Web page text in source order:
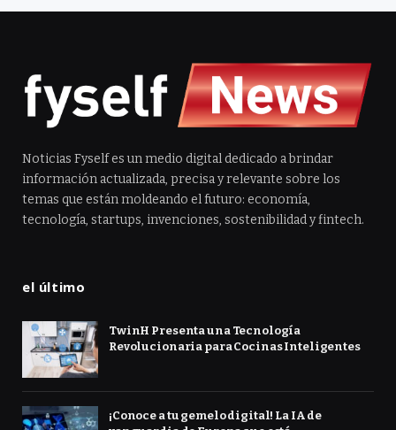
Noticias Fyself es un medio digital dedicado a brindar
información actualizada, precisa y relevante sobre los
temas que están moldeando el futuro: economía,
tecnología, startups, invenciones, sostenibilidad y fintech.
el último
TwinH Presenta una Tecnología
Revolucionaria para Cocinas Inteligentes
¡Conoce a tu gemelo digital! La IA de